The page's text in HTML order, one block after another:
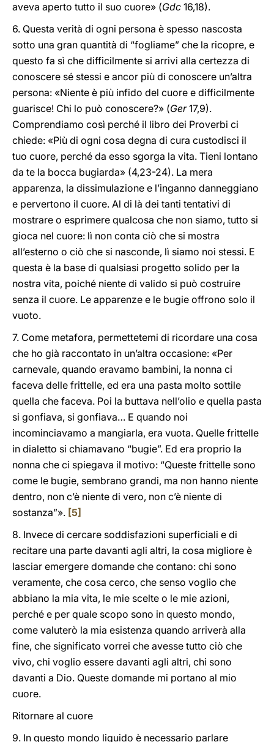
aveva aperto tutto il suo cuore» (Gdc 16,18).
6. Questa verità di ogni persona è spesso nascosta
sotto una gran quantità di “fogliame” che la ricopre, e
questo fa sì che difficilmente si arrivi alla certezza di
conoscere sé stessi e ancor più di conoscere un’altra
persona: «Niente è più infido del cuore e difficilmente
guarisce! Chi lo può conoscere?» (Ger17,9).
Comprendiamo così perché il libro dei Proverbi ci
chiede: «Più di ogni cosa degna di cura custodisci il
tuo cuore, perché da esso sgorga la vita. Tieni lontano
da te la bocca bugiarda» (4,23-24). La mera
apparenza, la dissimulazione e l’inganno danneggiano
e pervertono il cuore. Al di là dei tanti tentativi di
mostrare o esprimere qualcosa che non siamo, tutto si
gioca nel cuore: lì non conta ciò che si mostra
all’esterno o ciò che si nasconde, lì siamo noi stessi. E
questa è la base di qualsiasi progetto solido per la
nostra vita, poiché niente di valido si può costruire
senza il cuore. Le apparenze e le bugie offrono solo il
vuoto.
7. Come metafora, permettetemi di ricordare una cosa
che ho già raccontato in un’altra occasione: «Per
carnevale, quando eravamo bambini, la nonna ci
faceva delle frittelle, ed era una pasta molto sottile
quella che faceva. Poi la buttava nell’olio e quella pasta
si gonfiava, si gonfiava… E quando noi
incominciavamo a mangiarla, era vuota. Quelle frittelle
in dialetto si chiamavano “bugie”. Ed era proprio la
nonna che ci spiegava il motivo: “Queste frittelle sono
come le bugie, sembrano grandi, ma non hanno niente
dentro, non c’è niente di vero, non c’è niente di
sostanza”». [5]
8. Invece di cercare soddisfazioni superficiali e di
recitare una parte davanti agli altri, la cosa migliore è
lasciar emergere domande che contano: chi sono
veramente, che cosa cerco, che senso voglio che
abbiano la mia vita, le mie scelte o le mie azioni,
perché e per quale scopo sono in questo mondo,
come valuterò la mia esistenza quando arriverà alla
fine, che significato vorrei che avesse tutto ciò che
vivo, chi voglio essere davanti agli altri, chi sono
davanti a Dio. Queste domande mi portano al mio
cuore.
Ritornare al cuore
9. In questo mondo liquido è necessario parlare